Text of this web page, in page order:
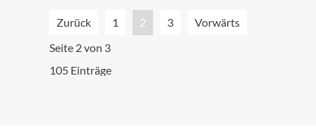
Zurück 1 2 3
Vorwärts
Seite 2 von 3
105 Einträge